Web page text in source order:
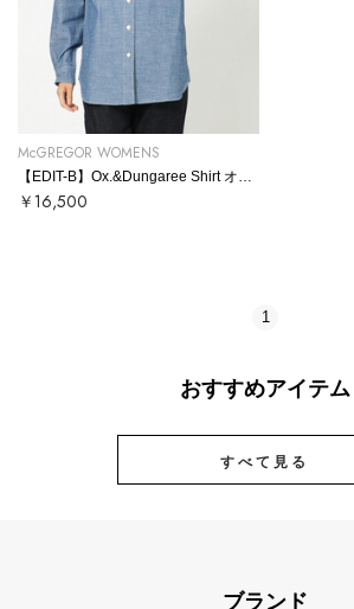
McGREGOR WOMENS
【EDIT-B】Ox.&Dungaree Shirt オックス＆ダンガリーシャツ
￥16,500
1
おすすめアイテム
すべて見る
ブランド